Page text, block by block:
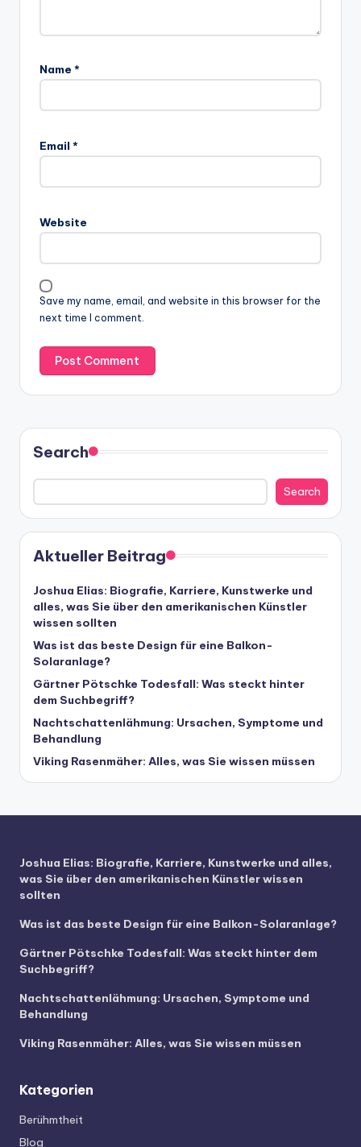
Name *
Email *
Website
Save my name, email, and website in this browser for the
next time I comment.
Search
Search
Aktueller Beitrag
Joshua Elias: Biografie, Karriere, Kunstwerke und
alles, was Sie über den amerikanischen Künstler
wissen sollten
Was ist das beste Design für eine Balkon-
Solaranlage?
Gärtner Pötschke Todesfall: Was steckt hinter
dem Suchbegriff?
Nachtschattenlähmung: Ursachen, Symptome und
Behandlung
Viking Rasenmäher: Alles, was Sie wissen müssen
Joshua Elias: Biografie, Karriere, Kunstwerke und alles,
was Sie über den amerikanischen Künstler wissen
sollten
Was ist das beste Design für eine Balkon-Solaranlage?
Gärtner Pötschke Todesfall: Was steckt hinter dem
Suchbegriff?
Nachtschattenlähmung: Ursachen, Symptome und
Behandlung
Viking Rasenmäher: Alles, was Sie wissen müssen
Kategorien
Berühmtheit
Blog